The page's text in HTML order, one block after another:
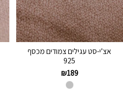
אצ’י-סט עגילים צמודים מכסף
925
₪189